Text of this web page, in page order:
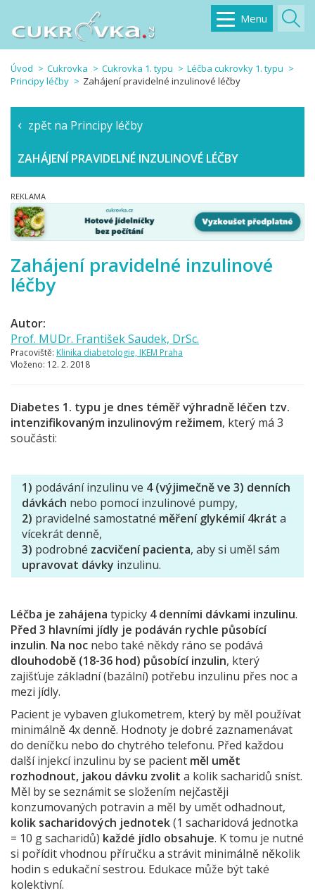
Menu
Úvod Cukrovka Cukrovka 1. typu
Léčba cukrovky 1. typu
Principy léčby
Zahájení pravidelné inzulinové léčby
zpět na Principy léčby
ZAHÁJENÍ PRAVIDELNÉ INZULINOVÉ LÉČBY
Zahájení pravidelné inzulinové
léčby
Autor:
Prof. MUDr. František Saudek, DrSc.
Pracoviště: Klinika diabetologie, IKEM Praha
Vloženo: 12. 2. 2018
Diabetes 1. typu je dnes téměř výhradně léčen tzv.
intenzifikovaným inzulinovým režimem, který má 3
součásti:
1) podávání inzulinu ve 4 (výjimečně ve 3) denních
dávkách nebo pomocí inzulinové pumpy,
2) pravidelné samostatné měření glykémií 4krát a
vícekrát denně,
3) podrobné zacvičení pacienta, aby si uměl sám
upravovat dávky inzulinu.
Léčba je zahájena typicky 4 denními dávkami inzulinu.
Před 3 hlavními jídly je podáván rychle působící
inzulin. Na noc nebo také někdy ráno se podává
dlouhodobě (18-36 hod) působící inzulin, který
zajišťuje základní (bazální) potřebu inzulinu přes noc a
mezi jídly.
Pacient je vybaven glukometrem, který by měl používat
minimálně 4x denně. Hodnoty je dobré zaznamenávat
do deníčku nebo do chytrého telefonu. Před každou
další injekcí inzulinu by se pacient měl umět
rozhodnout, jakou dávku zvolit a kolik sacharidů sníst.
Měl by se seznámit se složením nejčastěji
konzumovaných potravin a měl by umět odhadnout,
kolik sacharidových jednotek(1 sacharidová jednotka
= 10 g sacharidů) každé jídlo obsahuje. K tomu je nutné
si pořídit vhodnou příručku a strávit minimálně několik
hodin s edukační sestrou. Edukace může být také
kolektivní.